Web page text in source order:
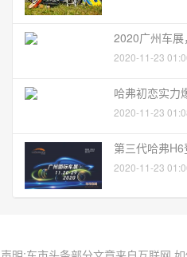
2020广州车
2020-11-23
哈弗初恋实力
2020-11-23
第三代哈弗H6
2020-11-23